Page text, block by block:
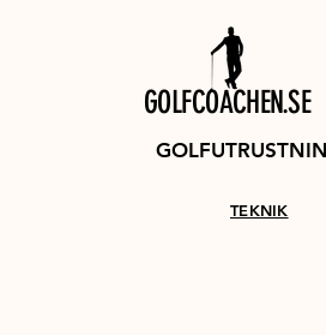
GOLFCOACHEN.SE
TEKNIK